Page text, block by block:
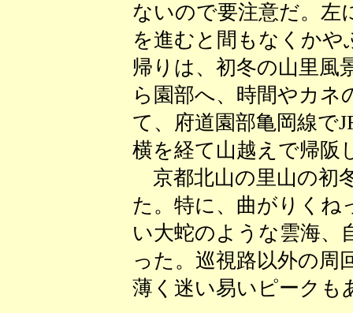
ないので要注意だ。左
を進むと間もなくかや
帰りは、初冬の山里風
ら園部へ、時間やカネ
て、府道園部亀岡線で
横を経て山越えで帰阪
京都北山の里山の初
た。特に、曲がりくね
い大蛇のような雲海、
った。巡視路以外の周
薄く迷い易いピークも